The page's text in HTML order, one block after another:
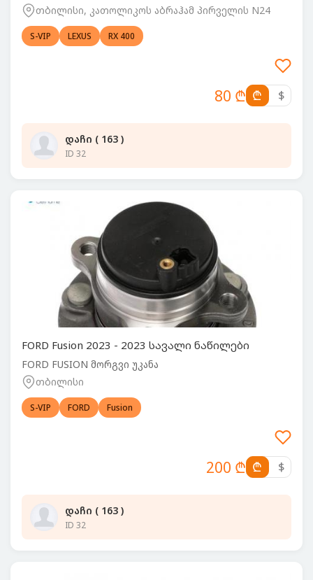
თბილისი, კათოლიკოს აბრაჰამ პირველის N24
S-VIP LEXUS RX 400
80 ₾ ₾ $
დაჩი ( 163 )
ID 32
FORD Fusion 2023 - 2023 სავალი ნაწილები
FORD FUSION მორგვი უკანა
თბილისი
S-VIP FORD Fusion
200 ₾ ₾ $
დაჩი ( 163 )
ID 32